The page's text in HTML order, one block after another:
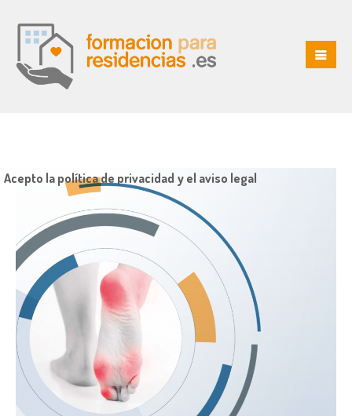
Acepto la política de privacidad y el aviso legal